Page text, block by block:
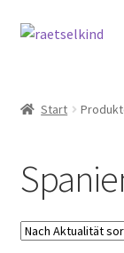
Zur
Zum
Cookie-Richtlinie
Start